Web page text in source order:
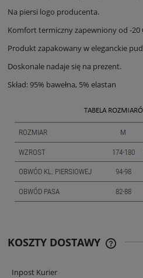
Na piersi logo producenta.
Komfort termiczny zapewniony od -20
Produkt zapakowany w eleganckie
Doskonale nadaje się na prezent.
Skład: 95% bawełna, 5% elastan
KOSZTY DOSTAWY
Inpost Kurier